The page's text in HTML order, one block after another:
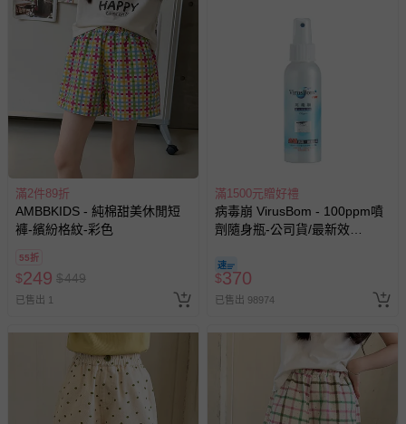
滿2件89折
AMBBKIDS - 純棉甜美休閒短
褲-繽紛格紋-彩色
55折
$249 $449
已售出 1
滿1500元贈好禮
病毒崩 VirusBom - 100ppm噴
劑隨身瓶-公司貨/最新效
$370
已售出 98974